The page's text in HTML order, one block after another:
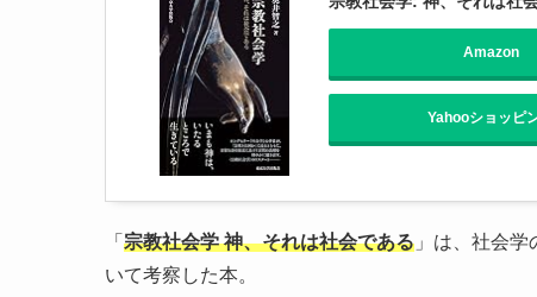
Amazon
Yahooショッピ
「 宗教社会学 神、それは社会である 」は、社会
いて考察した本。